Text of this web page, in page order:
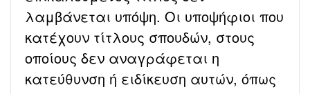
λαμβάνεται υπόψη. Οι υποψήφιοι που
κατέχουν τίτλους σπουδών, στους
οποίους δεν αναγράφεται η
κατεύθυνση ή ειδίκευση αυτών, όπως